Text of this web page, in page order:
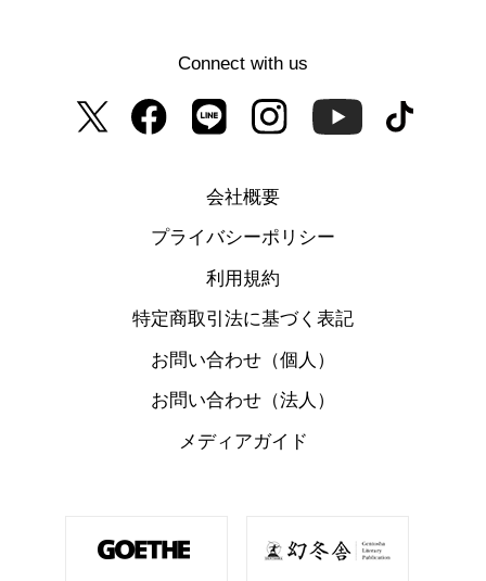
Connect with us
会社概要
プライバシーポリシー
利用規約
特定商取引法に基づく表記
お問い合わせ（個人）
お問い合わせ（法人）
メディアガイド